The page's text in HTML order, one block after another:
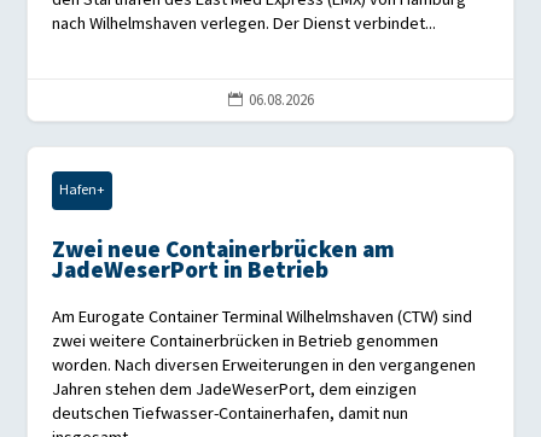
nach Wilhelmshaven verlegen. Der Dienst verbindet...
 06.08.2026
Hafen+
Zwei neue Containerbrücken am
JadeWeserPort in Betrieb
Am Eurogate Container Terminal Wilhelmshaven (CTW) sind
zwei weitere Containerbrücken in Betrieb genommen
worden. Nach diversen Erweiterungen in den vergangenen
Jahren stehen dem JadeWeserPort, dem einzigen
deutschen Tiefwasser-Containerhafen, damit nun